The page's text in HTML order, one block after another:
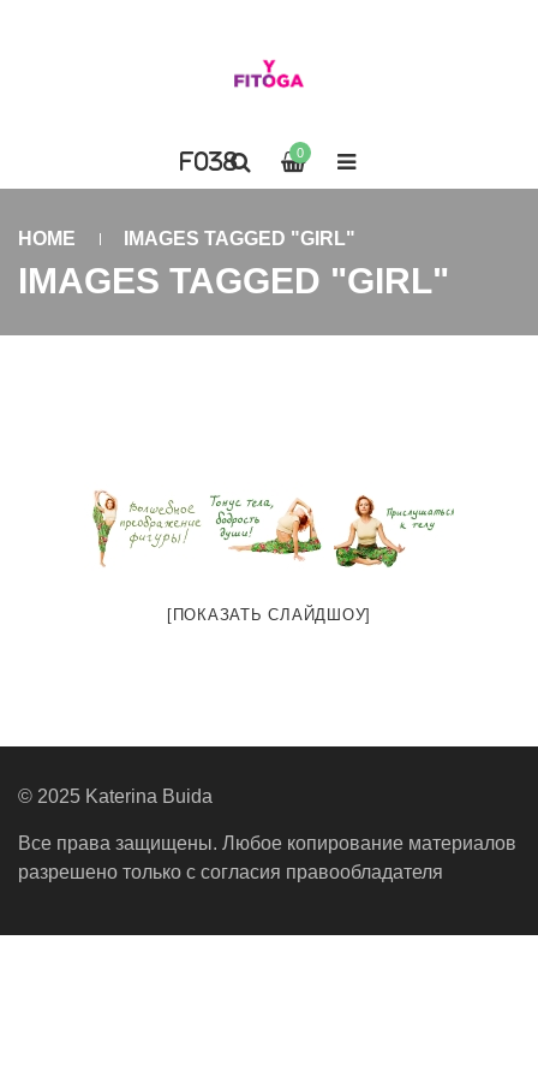
0
HOME IMAGES TAGGED "GIRL"
IMAGES TAGGED "GIRL"
[ПОКАЗАТЬ СЛАЙДШОУ]
© 2025 Katerina Buida
Все права защищены. Любое копирование материалов
разрешено только с согласия правообладателя